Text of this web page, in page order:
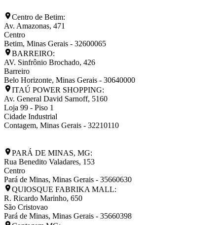
Centro de Betim:
Av. Amazonas, 471
Centro
Betim, Minas Gerais - 32600065
BARREIRO:
AV. Sinfrônio Brochado, 426
Barreiro
Belo Horizonte, Minas Gerais - 30640000
ITAÚ POWER SHOPPING:
Av. General David Sarnoff, 5160
Loja 99 - Piso 1
Cidade Industrial
Contagem, Minas Gerais - 32210110
PARÁ DE MINAS, MG:
Rua Benedito Valadares, 153
Centro
Pará de Minas, Minas Gerais - 35660630
QUIOSQUE FABRIKA MALL:
R. Ricardo Marinho, 650
São Cristovao
Pará de Minas, Minas Gerais - 35660398